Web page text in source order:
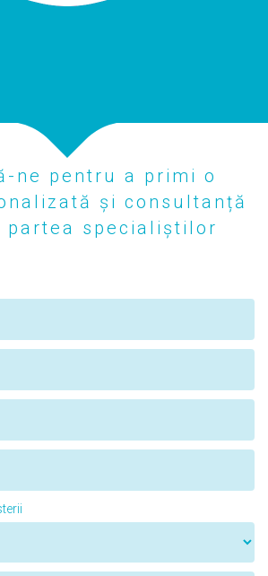
ne pentru a primi o
și consultanță
partea specialiștilor